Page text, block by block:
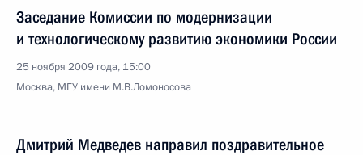
Заседание Комиссии по модернизации
и технологическому развитию экономики России
25 ноября 2009 года, 15:00
Москва, МГУ имени М.В.Ломоносова
Дмитрий Медведев направил поздравительное